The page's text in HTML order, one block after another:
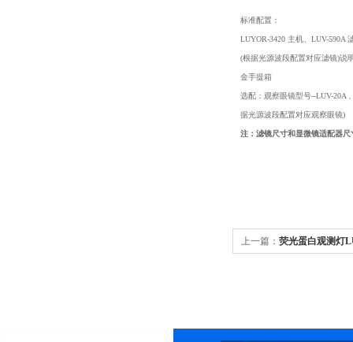
标准配置：
LUYOR-3420 主机、LUV-590A
(根据光源波段配置对应滤镜)说
金手提箱
选配：观察眼镜型号--LUV-20A
据光源波段配置对应观察眼镜)
注：滤镜尺寸和显微镜适配器尺
上一篇： 荧光蛋白观测灯